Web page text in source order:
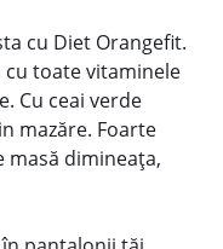
cu Diet Orangefit.
cu toate vitaminele
Cu ceai verde
mazăre. Foarte
masă dimineața,